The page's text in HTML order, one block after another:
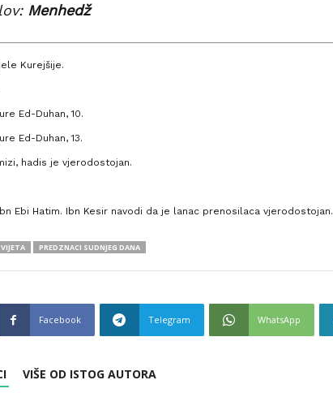
Menhedž
Kurejšije.
Ed-Duhan, 10.
Ed-Duhan, 13.
hadis je vjerodostojan.
Ebi Hatim. Ibn Kesir navodi da je lanac prenosilaca vjerodostojan.
PREDZNACI SUDNJEG DANA
Facebook Telegram WhatsApp
VIŠE OD ISTOG AUTORA